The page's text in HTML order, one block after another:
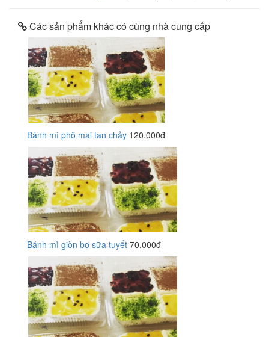
Các sản phẩm khác có cùng nhà cung cấp
Bánh mì phô mai tan chảy 120.000đ
Bánh mì giòn bơ sữa tuyết 70.000đ